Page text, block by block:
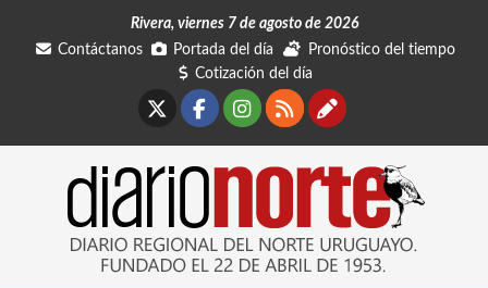
Rivera, viernes 7 de agosto de 2026
Contáctanos
Portada del día
Pronóstico del tiempo
Cotización del día
Facebook
Instagram
RSSContáctanos